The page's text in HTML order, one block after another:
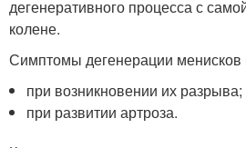
дегенеративного процесса с
колене.
Симптомы дегенерации
при возникновении их разрыва;
при развитии артроза.